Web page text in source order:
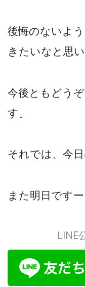
後悔のないよ
きたいなと思い
今後ともどう
す。
それでは、今
また明日ですー
LINE